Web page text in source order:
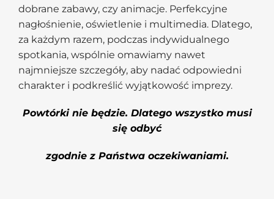
dobrane zabawy, czy animacje. Perfekcyjne
nagłośnienie, oświetlenie i multimedia. Dlatego,
za każdym razem, podczas indywidualnego
spotkania, wspólnie omawiamy nawet
najmniejsze szczegóły, aby nadać odpowiedni
charakter i podkreślić wyjątkowość imprezy.
Powtórki nie będzie. Dlatego wszystko musi
się odbyć
zgodnie z Państwa oczekiwaniami.